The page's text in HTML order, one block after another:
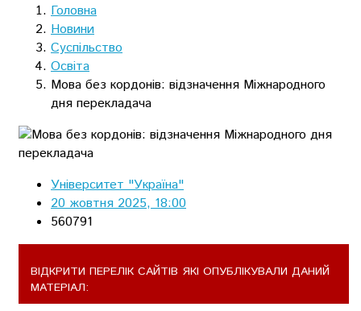
Головна
Новини
Суспільство
Освіта
Мова без кордонів: відзначення Міжнародного
дня перекладача
Університет "Україна"
20 жовтня 2025, 18:00
560791
ВІДКРИТИ ПЕРЕЛІК САЙТІВ ЯКІ ОПУБЛІКУВАЛИ ДАНИЙ
МАТЕРІАЛ: